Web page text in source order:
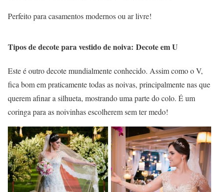
Perfeito para casamentos modernos ou ar livre!
Tipos de decote para vestido de noiva: Decote em U
Este é outro decote mundialmente conhecido. Assim como o V,
fica bom em praticamente todas as noivas, principalmente nas que
querem afinar a silhueta, mostrando uma parte do colo. É um
coringa para as noivinhas escolherem sem ter medo!